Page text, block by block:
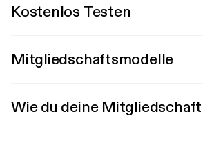
Kostenlos Testen
Mitgliedschaftsmodelle
Wie du deine